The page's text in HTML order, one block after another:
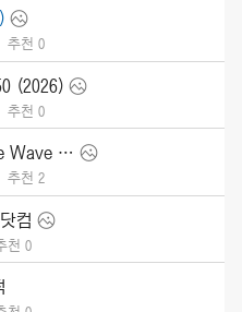
추천 0
(2026)
추천 0
애스턴 마틴 Vanquish Volante Wave Edition (2026)
추천 2
컴
천 0